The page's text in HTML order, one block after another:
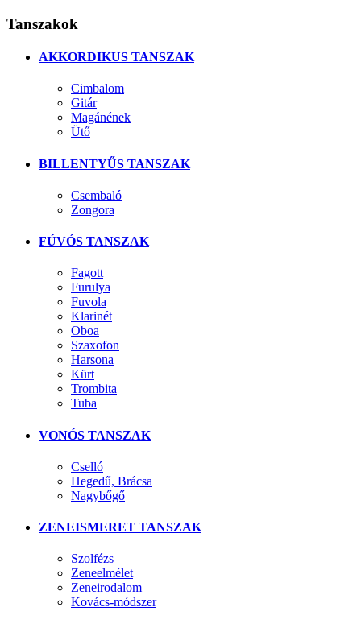
Tanszakok
AKKORDIKUS TANSZAK
Cimbalom
Gitár
Magánének
Ütő
BILLENTYŰS TANSZAK
Csembaló
Zongora
FÚVÓS TANSZAK
Fagott
Furulya
Fuvola
Klarinét
Oboa
Szaxofon
Harsona
Kürt
Trombita
Tuba
VONÓS TANSZAK
Cselló
Hegedű, Brácsa
Nagybőgő
ZENEISMERET TANSZAK
Szolfézs
Zeneelmélet
Zeneirodalom
Kovács-módszer